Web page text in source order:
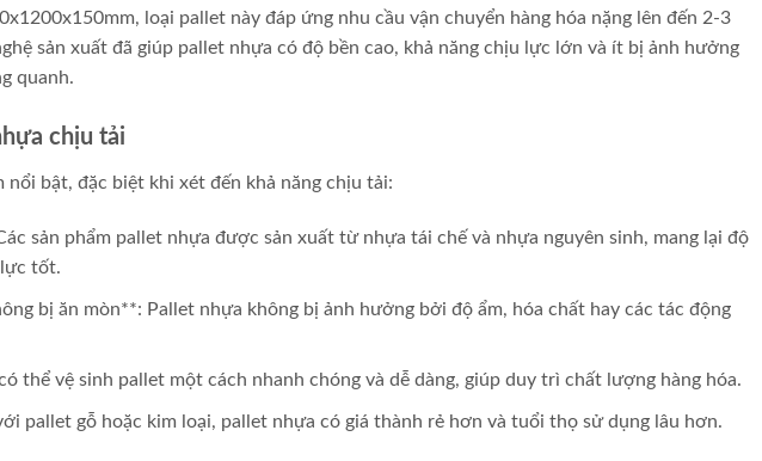
loại pallet này đáp ứng nhu cầu vận chuyển hàng hóa nặng lên đến 2-3
sản xuất đã giúp pallet nhựa có độ bền cao, khả năng chịu lực lớn và ít bị ảnh hưởng
quanh.
chịu tải
nổi bật, đặc biệt khi xét đến khả năng chịu tải:
sản phẩm pallet nhựa được sản xuất từ nhựa tái chế và nhựa nguyên sinh, mang lại độ
lực tốt.
bị ăn mòn**: Pallet nhựa không bị ảnh hưởng bởi độ ẩm, hóa chất hay các tác động
thể vệ sinh pallet một cách nhanh chóng và dễ dàng, giúp duy trì chất lượng hàng hóa.
pallet gỗ hoặc kim loại, pallet nhựa có giá thành rẻ hơn và tuổi thọ sử dụng lâu hơn.